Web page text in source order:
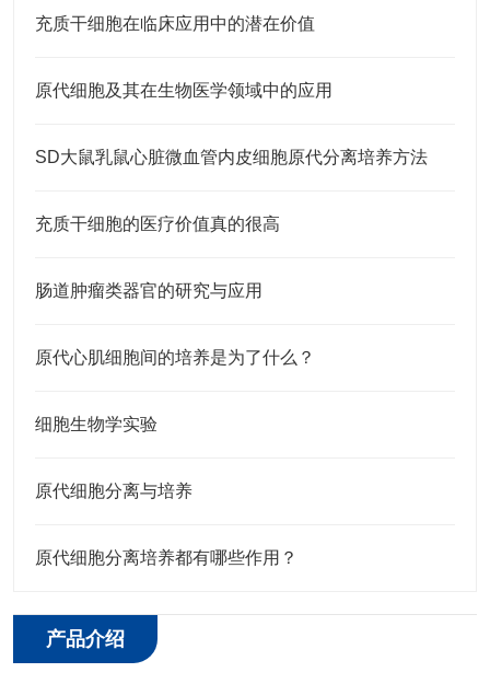
充质干细胞在临床应用中的潜在价值
原代细胞及其在生物医学领域中的应用
SD大鼠乳鼠心脏微血管内皮细胞原代分离培养方法
充质干细胞的医疗价值真的很高
肠道肿瘤类器官的研究与应用
原代心肌细胞间的培养是为了什么？
细胞生物学实验
原代细胞分离与培养
原代细胞分离培养都有哪些作用？
产品介绍